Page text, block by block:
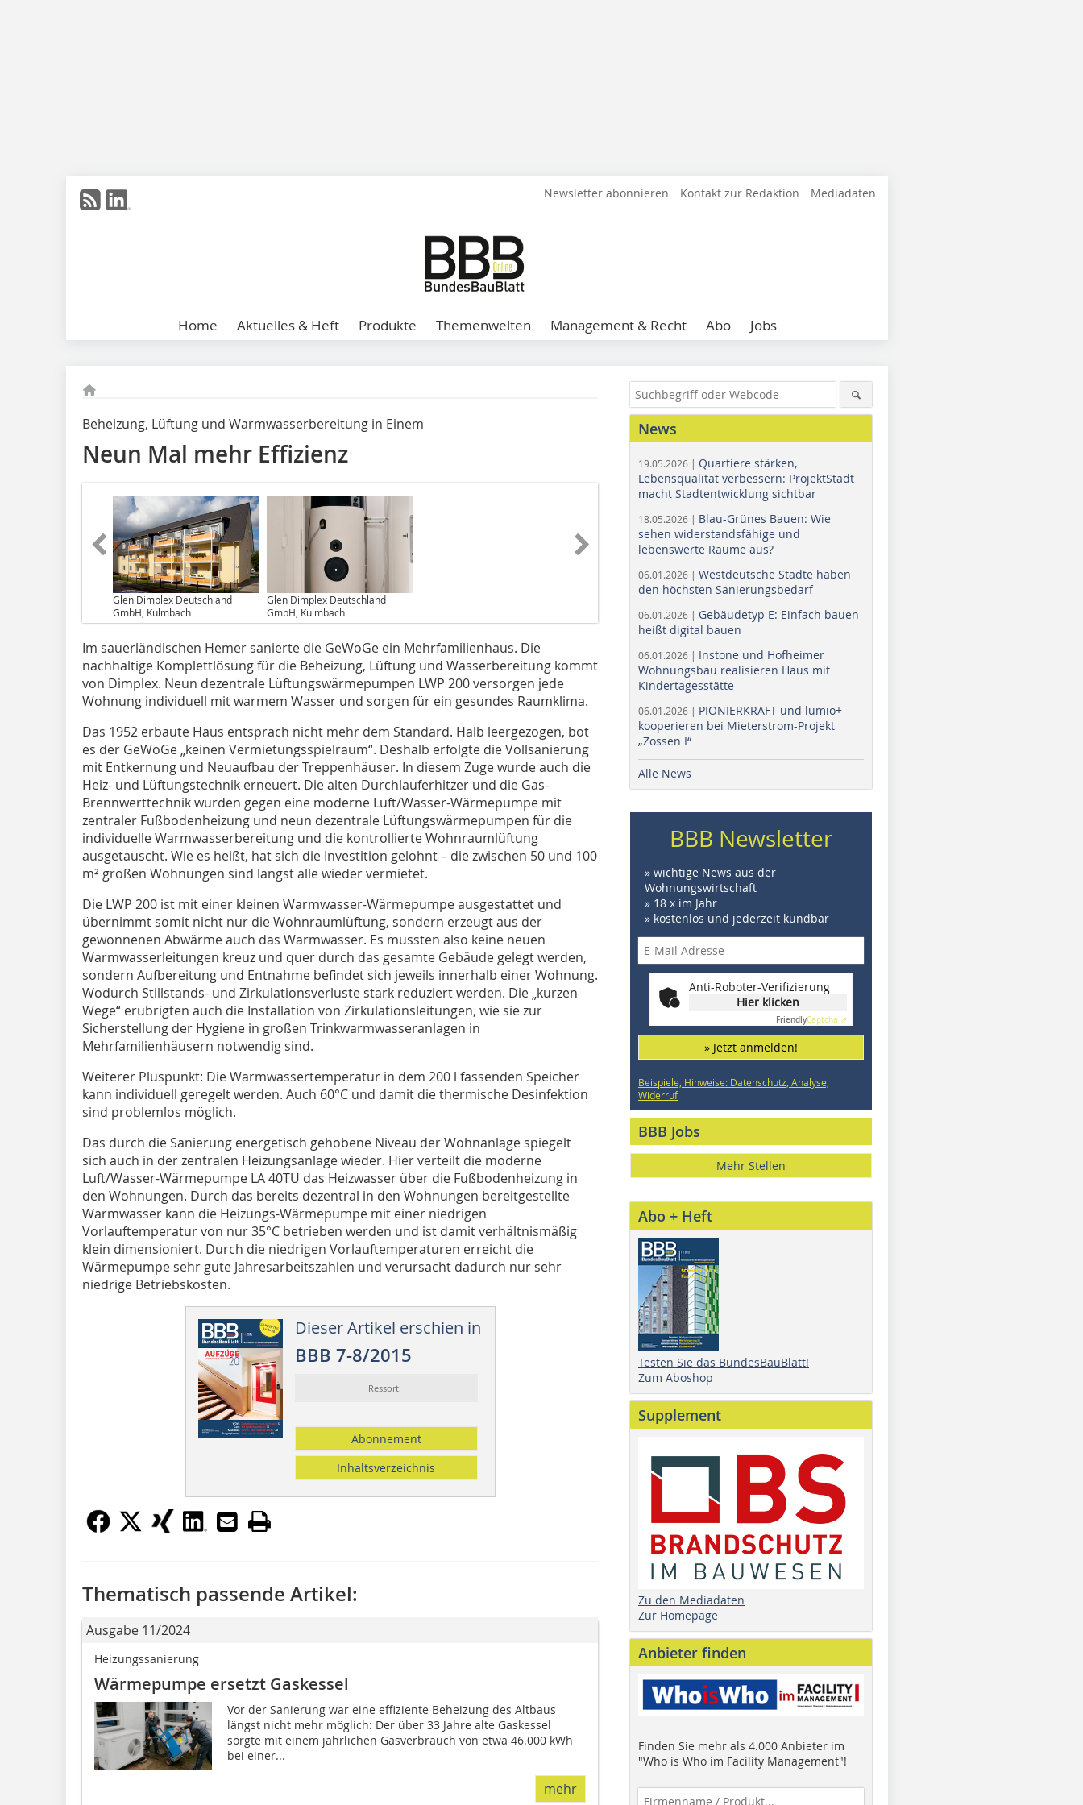
Newsletter abonnieren Kontakt zur Redaktion Mediadaten
Home Aktuelles & Heft Produkte Themenwelten Management & Recht Abo Jobs
Beheizung, Lüftung und Warmwasserbereitung in Einem
Neun Mal mehr Effizienz
Glen Dimplex Deutschland
GmbH, Kulmbach
Glen Dimplex Deutschland
GmbH, Kulmbach
Im sauerländischen Hemer sa­­nierte die GeWoGe ein Mehrfamilienhaus. Die
nachhaltige Komplettlösung für die Beheizung, Lüftung und Wasserbereitung kommt
von Dimplex. Neun dezentrale Lüftungswärmepumpen LWP 200 versorgen jede
Wohnung individuell mit warmem Wasser und sorgen für ein gesundes Raumklima.
Das 1952 erbaute Haus entsprach nicht mehr dem Standard. Halb leergezogen, bot
es der GeWoGe „keinen Vermietungsspielraum“. Deshalb erfolgte die Vollsanierung
mit Entkernung und Neuaufbau der Treppenhäuser. In diesem Zuge wurde auch die
Heiz- und Lüftungstechnik er­­neuert. Die alten Durchlauferhitzer und die Gas-
Brennwerttechnik wurden gegen eine moderne Luft/Wasser-Wärmepumpe mit
zentraler Fußbodenheizung und neun dezentrale Lüftungswär­mepumpen für die
individuelle Warm­­wasserbereitung und die kontrollierte Wohnraumlüftung
ausgetauscht. Wie es heißt, hat sich die Investition gelohnt – die zwischen 50 und 100
m² großen Wohnungen sind längst alle wieder vermietet.
Die LWP 200 ist mit einer kleinen Warmwasser-Wärmepumpe ausgestattet und
übernimmt somit nicht nur die Wohnraumlüftung, sondern erzeugt aus der
gewonnenen Abwärme auch das Warmwasser. Es mussten also keine neuen
Warmwasserleitungen kreuz und quer durch das gesamte Gebäude gelegt werden,
sondern Aufbereitung und Entnahme befindet sich jeweils innerhalb einer Wohnung.
Wodurch Stillstands- und Zirkulationsverluste stark reduziert werden. Die „kurzen
Wege“ erübrigten auch die Installation von Zirkulationsleitungen, wie sie zur
Sicherstellung der Hygiene in großen Trinkwarmwasseranlagen in
Mehrfamilienhäusern notwendig sind.
Weiterer Pluspunkt: Die Warmwassertemperatur in dem 200 l fassenden Speicher
kann individuell geregelt werden. Auch 60°C und damit die thermische Desinfektion
sind problemlos möglich.
Das durch die Sanierung energetisch gehobene Niveau der Wohnanlage spiegelt
sich auch in der zentralen Heizungsanlage wieder. Hier verteilt die moderne
Luft/Wasser-Wärmepumpe LA 40TU das Heizwasser über die Fußbodenheizung in
den Wohnungen. Durch das bereits dezentral in den Wohnungen bereitgestellte
Warmwasser kann die Heizungs-Wärmepumpe mit einer niedrigen
Vorlauftemperatur von nur 35°C betrieben werden und ist damit verhältnismäßig
klein dimensioniert. Durch die niedrigen Vorlauftemperaturen erreicht die
Wärmepumpe sehr gute Jahresarbeitszahlen und verursacht dadurch nur sehr
niedrige Betriebskosten.
Dieser Artikel erschien in
BBB 7-8/2015
Ressort:
Abonnement
Inhaltsverzeichnis
Thematisch passende Artikel:
Ausgabe 11/2024
Heizungssanierung
Wärmepumpe ersetzt Gaskessel
Vor der Sanierung war eine effiziente Beheizung des Altbaus
längst nicht mehr möglich: Der über 33 Jahre alte Gaskessel
sorgte mit einem jährlichen Gasverbrauch von etwa 46.000 kWh
bei einer...
mehr
News
19.05.2026 | Quartiere stärken,
Lebensqualität verbessern: ProjektStadt
macht Stadtentwicklung sichtbar
18.05.2026 | Blau-Grünes Bauen: Wie
sehen widerstandsfähige und
lebenswerte Räume aus?
06.01.2026 | Westdeutsche Städte haben
den höchsten Sanierungsbedarf
06.01.2026 | Gebäudetyp E: Einfach bauen
heißt digital bauen
06.01.2026 | Instone und Hofheimer
Wohnungsbau realisieren Haus mit
Kindertagesstätte
06.01.2026 | PIONIERKRAFT und lumio+
kooperieren bei Mieterstrom-Projekt
„Zossen I“
Alle News
BBB Newsletter
» wichtige News aus der
Wohnungswirtschaft
» 18 x im Jahr
» kostenlos und jederzeit kündbar
Anti-Roboter-Verifizierung
Hier klicken
FriendlyCaptcha ⇗
» Jetzt anmelden!
Beispiele, Hinweise: Datenschutz, Analyse,
Widerruf
BBB Jobs
Mehr Stellen
Abo + Heft
Testen Sie das BundesBauBlatt!
Zum Aboshop
Supplement
Zu den Mediadaten
Zur Homepage
Anbieter finden
Finden Sie mehr als 4.000 Anbieter im
"Who is Who im Facility Management"!